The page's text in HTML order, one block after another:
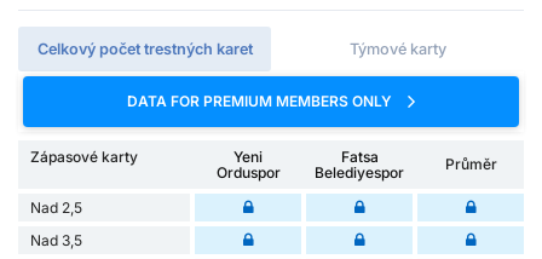
Celkový počet trestných karet Týmové karty
DATA FOR PREMIUM MEMBERS ONLY
Zápasové karty
Yeni
Orduspor
Fatsa
Belediyespor
Průměr
Nad 2,5
Nad 3,5